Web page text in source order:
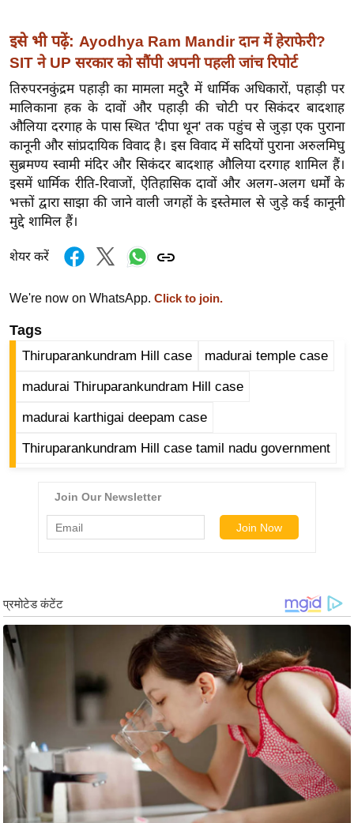
त
बॉ
वु
ड
हॉ
ली
वु
ड
फि
क्षा
B
a
k
n
इ
फ
स्टा
इ
लॉ
जी
ब्यू
टी
इसे भी पढ़ें: Ayodhya Ram Mandir दान में हेराफेरी?
SIT ने UP सरकार को सौंपी अपनी पहली जांच रिपोर्ट
तिरुपरनकुंद्रम पहाड़ी का मामला मदुरै में धार्मिक अधिकारों, पहाड़ी पर
मालिकाना हक के दावों और पहाड़ी की चोटी पर सिकंदर बादशाह
औलिया दरगाह के पास स्थित 'दीपा थून' तक पहुंच से जुड़ा एक पुराना
कानूनी और सांप्रदायिक विवाद है। इस विवाद में सदियों पुराना अरुलमिघु
सुब्रमण्य स्वामी मंदिर और सिकंदर बादशाह औलिया दरगाह शामिल हैं।
इसमें धार्मिक रीति-रिवाजों, ऐतिहासिक दावों और अलग-अलग धर्मों के
भक्तों द्वारा साझा की जाने वाली जगहों के इस्तेमाल से जुड़े कई कानूनी
मुद्दे शामिल हैं।
शेयर करें
We're now on WhatsApp. Click to join.
Tags
Thiruparankundram Hill case madurai temple case
madurai Thiruparankundram Hill case
madurai karthigai deepam case
Thiruparankundram Hill case tamil nadu government